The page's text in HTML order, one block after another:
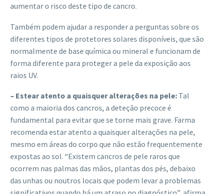
aumentar o risco deste tipo de cancro.
Também podem ajudar a responder a perguntas sobre os
diferentes tipos de protetores solares disponíveis, que são
normalmente de base química ou mineral e funcionam de
forma diferente para proteger a pele da exposição aos
raios UV.
– Estear atento a quaisquer alterações na pele: Tal
como a maioria dos cancros, a deteção precoce é
fundamental para evitar que se torne mais grave. Farma
recomenda estar atento a quaisquer alterações na pele,
mesmo em áreas do corpo que não estão frequentemente
expostas ao sol. “Existem cancros de pele raros que
ocorrem nas palmas das mãos, plantas dos pés, debaixo
das unhas ou noutros locais que podem levar a problemas